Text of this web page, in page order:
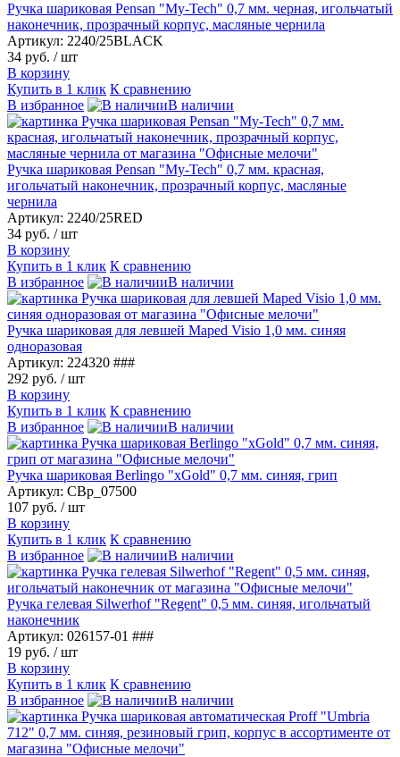
Ручка шариковая Pensan "My-Tech" 0,7 мм. черная, игольчатый
наконечник, прозрачный корпус, масляные чернила
Артикул: 2240/25BLACK
34 руб. / шт
В корзину
Купить в 1 клик К сравнению
В избранное
В наличии
Ручка шариковая Pensan "My-Tech" 0,7 мм. красная,
игольчатый наконечник, прозрачный корпус, масляные
чернила
Артикул: 2240/25RED
34 руб. / шт
В корзину
Купить в 1 клик К сравнению
В избранное
В наличии
Ручка шариковая для левшей Maped Visio 1,0 мм. синяя
одноразовая
Артикул: 224320 ###
292 руб. / шт
В корзину
Купить в 1 клик К сравнению
В избранное
В наличии
Ручка шариковая Berlingo "xGold" 0,7 мм. синяя, грип
Артикул: CBp_07500
107 руб. / шт
В корзину
Купить в 1 клик К сравнению
В избранное
В наличии
Ручка гелевая Silwerhof "Regent" 0,5 мм. синяя, игольчатый
наконечник
Артикул: 026157-01 ###
19 руб. / шт
В корзину
Купить в 1 клик К сравнению
В избранное
В наличии